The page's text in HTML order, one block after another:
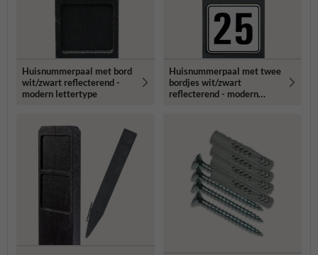
Huisnummerpaal met bord
wit/zwart reflecterend -
modern lettertype
Huisnummerpaal met twee
bordjes wit/zwart
reflecterend - modern